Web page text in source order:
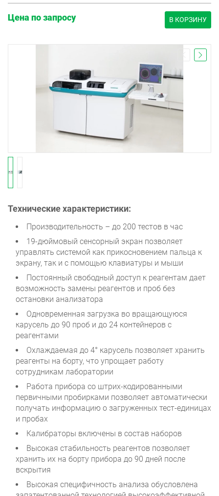
Цена по запросу В КОРЗИНУ
Технические характеристики:
Производительность – до 200 тестов в час
19-дюймовый сенсорный экран позволяет
управлять системой как прикосновением пальца к
экрану, так и с помощью клавиатуры и мыши
Постоянный свободный доступ к реагентам дает
возможность замены реагентов и проб без
остановки анализатора
Одновременная загрузка во вращающуюся
карусель до 90 проб и до 24 контейнеров с
реагентами
Охлаждаемая до 4° карусель позволяет хранить
реагенты на борту, что упрощает работу
сотрудникам лаборатории
Работа прибора со штрих-кодированными
первичными пробирками позволяет автоматически
получать информацию о загруженных тест-единицах
и пробах
Калибраторы включены в состав наборов
Высокая стабильность реагентов позволяет
хранить их на борту прибора до 90 дней после
вскрытия
Высокая специфичность анализа обусловлена